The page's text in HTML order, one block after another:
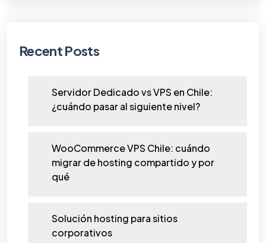
Recent Posts
Servidor Dedicado vs VPS en Chile:
¿cuándo pasar al siguiente nivel?
WooCommerce VPS Chile: cuándo
migrar de hosting compartido y por
qué
Solución hosting para sitios
corporativos